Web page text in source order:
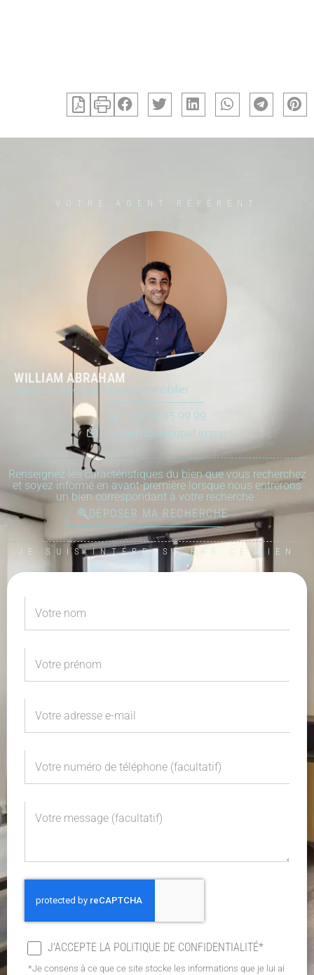
VOTRE AGENT RÉFÉRENT
WILLIAM ABRAHAM
Agent commercial & Expert immobilier
03 54 95 99 99
william@espritvif.immo
Renseignez les caractéristiques du bien que vous recherchez
et soyez informé en avant-première lorsque nous entrerons
un bien correspondant à votre recherche :
DÉPOSER MA RECHERCHE
JE SUIS INTÉRESSÉ PAR CE BIEN
J'ACCEPTE LA POLITIQUE DE CONFIDENTIALITÉ*
*Je consens à ce que ce site stocke les informations que je lui ai